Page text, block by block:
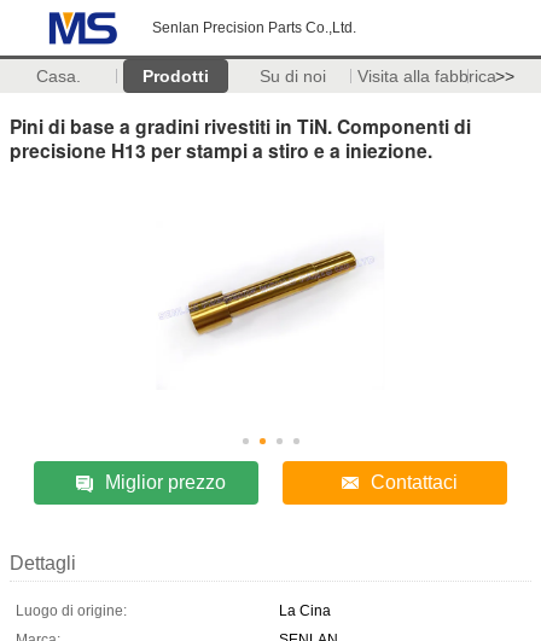
Senlan Precision Parts Co.,Ltd.
Casa. Prodotti Su di noi Visita alla fabbrica>>
Pini di base a gradini rivestiti in TiN. Componenti di
precisione H13 per stampi a stiro e a iniezione.
Miglior prezzo Contattaci
Dettagli
Luogo di origine:
La Cina